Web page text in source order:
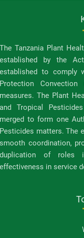
The Tanzania Plant
established by the
established to comply
Protection
measures. The Plant
and Tropical
merged to form one
Pesticides matters. The
smooth coordination,
duplication of roles
effectiveness in service